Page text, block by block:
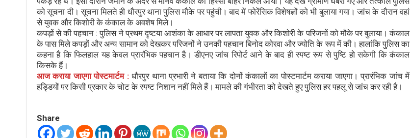
को सूचना दी। सूचना मिलते ही धौरपुर थाना पुलिस मौके पर पहुंची। बाद में फोरेंसिक विशेषज्ञों को भी बुलाया गया। जांच के दौरान वहां
से युवक और किशोरी के कंकाल के अवशेष मिले।
कपड़ों से की पहचान : पुलिस ने प्रथम दृष्टया आशंका के आधार पर लापता युवक और किशोरी के परिजनों को मौके पर बुलाया। कंकाल
के पास मिले कपड़ों और अन्य सामान को देखकर परिजनों ने उनकी पहचान बिनोद कोरवा और ज्योति के रूप में की। हालांकि पुलिस का
कहना है कि फिलहाल यह केवल प्रारंभिक पहचान है। डीएनए जांच रिपोर्ट आने के बाद ही स्पष्ट रूप से पुष्टि हो सकेगी कि कंकाल
किसके हैं।
आज कराया जाएगा पोस्टमार्टम :धौरपुर थाना प्रभारी ने बताया कि दोनों कंकालों का पोस्टमार्टम कराया जाएगा। प्रारंभिक जांच में
हड्डियों पर किसी प्रकार के चोट के स्पष्ट निशान नहीं मिले हैं। मामले की गंभीरता को देखते हुए पुलिस हर पहलू से जांच कर रही है।
Share